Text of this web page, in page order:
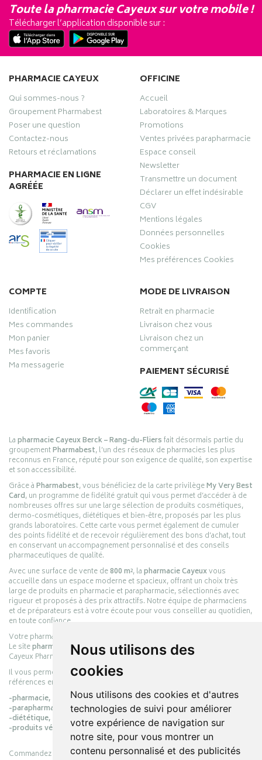
Nous utilisons des
cookies
Nous utilisons des cookies et d'autres
technologies de suivi pour améliorer
votre expérience de navigation sur
notre site, pour vous montrer un
contenu personnalisé et des publicités
Toute la pharmacie Cayeux sur votre mobile !
Télécharger l’application disponible sur :
PHARMACIE CAYEUX
Qui sommes-nous ?
Groupement Pharmabest
Poser une question
Contactez-nous
Retours et réclamations
PHARMACIE EN LIGNE
AGRÉÉE
OFFICINE
Accueil
Laboratoires & Marques
Promotions
Ventes privées parapharmacie
Espace conseil
Newsletter
Transmettre un document
Déclarer un effet indésirable
CGV
Mentions légales
Données personnelles
Cookies
Mes préférences Cookies
COMPTE
Identification
Mes commandes
Mon panier
Mes favoris
Ma messagerie
MODE DE LIVRAISON
Retrait en pharmacie
Livraison chez vous
Livraison chez un
commerçant
PAIEMENT SÉCURISÉ
Lapharmacie Cayeux Berck – Rang-du-Fliersfait désormais partie du
groupementPharmabest, l’un des réseaux de pharmacies les plus
reconnus en France, réputé pour son exigence de qualité, son expertise
et son accessibilité.
Grâce àPharmabest, vous bénéficiez de la carte privilègeMy Very Best
Card, un programme de fidélité gratuit qui vous permet d’accéder à de
nombreuses offres sur une large sélection de produits cosmétiques,
dermo-cosmétiques, diététiques et bien-être, proposés par les plus
grands laboratoires. Cette carte vous permet également de cumuler
des points fidélité et de recevoir régulièrement des bons d’achat, tout
en conservant un accompagnement personnalisé et des conseils
pharmaceutiques de qualité.
Avec une surface de vente de800 m², lapharmacie Cayeuxvous
accueille dans un espace moderne et spacieux, offrant un choix très
large de produits en pharmacie et parapharmacie, sélectionnés avec
rigueur et proposés à des prix attractifs. Notre équipe de pharmaciens
et de préparateurs est à votre écoute pour vous conseiller au quotidien,
en toute confiance.
Votre pharmacie en ligne :
Le sitepharmacie-cayeux.frest le prolongement digital de la pharmacie
Cayeux Pharmabest Berck-sur-Mer – Rang-du-Fliers.
Il vous permet de réaliser vos achats en ligne parmi des milliers de
références en :
-pharmacie,
-parapharmacie,
-diététique,
-produits vétérinaires.
Commandez simplement vos produits en ligne et choisissez le retrait